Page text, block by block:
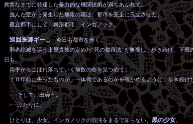
異常なまでに発達した暴力的な機関技術が満ちあふれて。
歪んだ空から発生した無限の霧は、都市を完全に孤立させた。
孤立都市にして、異形都市。インガノック。
巡回医師ギーは、今日も都市を歩く。
弱者絶滅を謳う上層貴族の定めた“死の都市法”を無視し、歩き続け、下層
日も。
両手からこぼれ落ちていく無数の命を見つめて。
１０年前に失ったものが、一体何であるのかを確かめるように、歩き続け
──そして、出会う。
──ふたりに。
ひとりは、少女。インガノックの混沌をまるで知らない、 黒の少女